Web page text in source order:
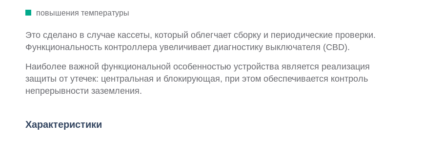
повышения температуры
Это сделано в случае кассеты, который облегчает сборку и периодические проверки.
Функциональность контроллера увеличивает диагностику выключателя (CBD).
Наиболее важной функциональной особенностью устройства является реализация
защиты от утечек: центральная и блокирующая, при этом обеспечивается контроль
непрерывности заземления.
Характеристики